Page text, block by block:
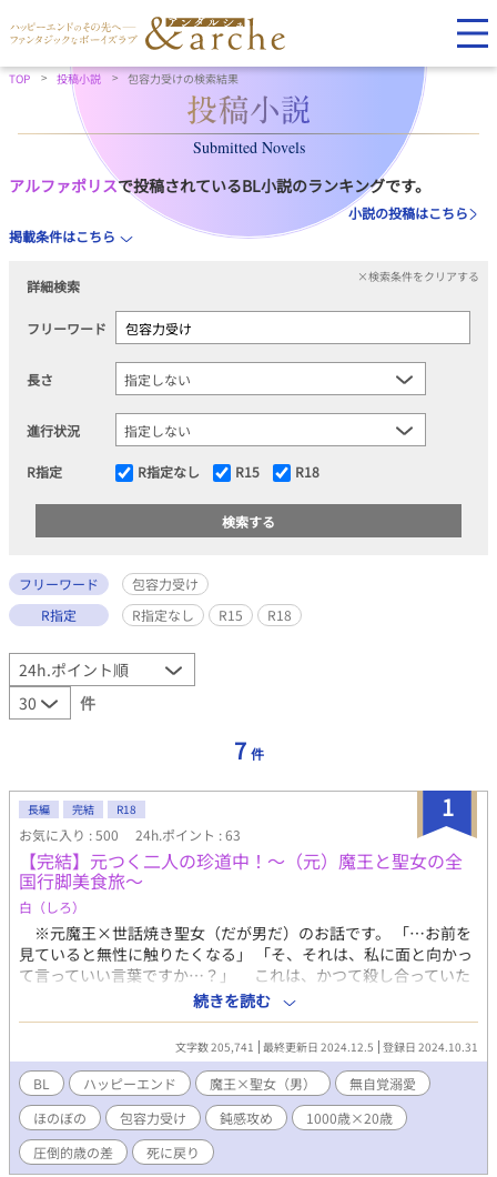
TOP 投稿小説 包容力受けの検索結果
Submitted Novels
アルファポリスで投稿されているBL小説のランキングです。
小説の投稿はこちら
掲載条件はこちら
詳細検索
×検索条件をクリアする
フリーワード
長さ
進行状況
R指定 R指定なし R15 R18
フリーワード
包容力受け
R指定
R指定なし R15 R18
件
7 件
1
長編 完結 R18
お気に入り : 500 24h.ポイント : 63
【完結】元つく二人の珍道中！〜（元）魔王と聖女の全
国行脚美食旅〜
白（しろ）
※元魔王×世話焼き聖女（だが男だ）のお話です。 「…お前を
見ていると無性に触りたくなる」 「そ、それは、私に面と向かっ
て言っていい言葉ですか…？」 これは、かつて殺し合っていた
魔王と聖女（だが男だ）がなんやかんや距離を縮めていく物語で
ある。 ─── 「しまったーーーーー！！！」 二十年前、大聖
堂に教皇リマの叫びが響いた。 「どうなさいました猊下ー！」
「次の聖女、女の子って言っちゃったよー！」 「…え？ それが
どうかしたんですか？」 「男の子じゃった」 「は？」 「聖女、男
の子じゃったーーー！」 「神の啓示はどうしたんですかアンター
ー！」 そんなこんなで撤回出来ず聖女（男）として育ったステ
ラ。十八歳になると同時に世界を恐怖に陥れる魔王討伐の旅に出
る。 その旅は二年続き、いよいよ最終決戦。 なんと聖女ステ
続きを読む
文字数 205,741 最終更新日 2024.12.5 登録日 2024.10.31
BL ハッピーエンド 魔王×聖女（男）
無自覚溺愛
ほのぼの
包容力受け 鈍感攻め
1000歳×20歳
圧倒的歳の差
死に戻り